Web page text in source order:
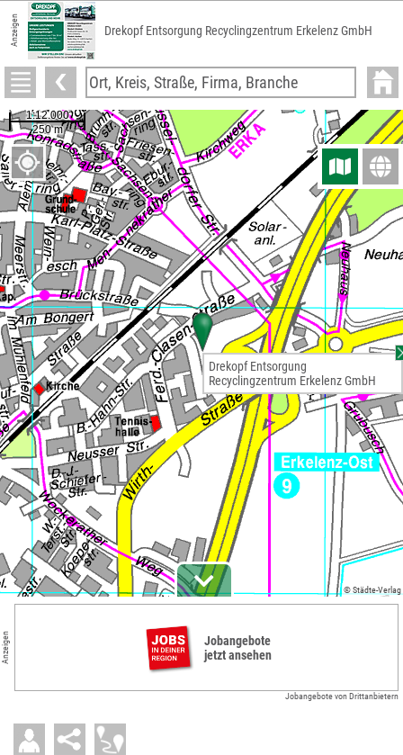
Anzeigen Drekopf Entsorgung Recyclingzentrum Erkelenz GmbH
© Städte-Verlag
Drekopf Entsorgung
Recyclingzentrum Erkelenz GmbH
Anzeigen
Jobangebote
jetzt ansehen
Jobangebote von Drittanbietern